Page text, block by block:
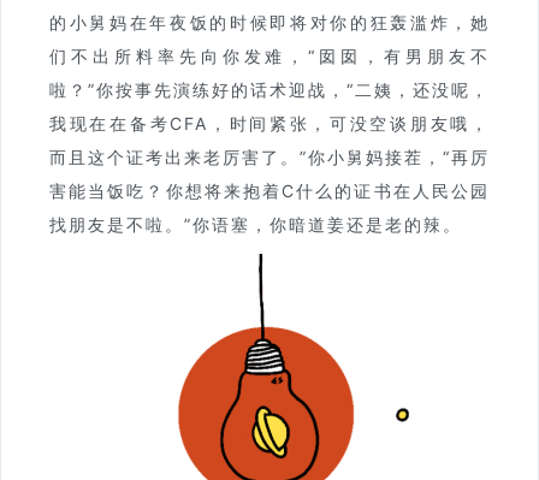
的小舅妈在年夜饭的时候即将对你的狂轰滥炸，她
们不出所料率先向你发难，“囡囡，有男朋友不
啦？”你按事先演练好的话术迎战，“二姨，还没呢，
我现在在备考CFA，时间紧张，可没空谈朋友哦，
而且这个证考出来老厉害了。”你小舅妈接茬，“再厉
害能当饭吃？你想将来抱着C什么的证书在人民公园
找朋友是不啦。”你语塞，你暗道姜还是老的辣。